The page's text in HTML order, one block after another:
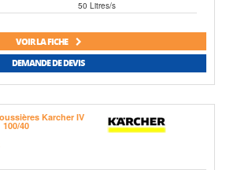
50 Litres/s
VOIR LA FICHE
DEMANDE DE DEVIS